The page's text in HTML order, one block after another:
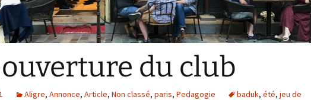
du club
Aligre, Annonce, Article, Non classé, paris, Pedagogie baduk, été, jeu de